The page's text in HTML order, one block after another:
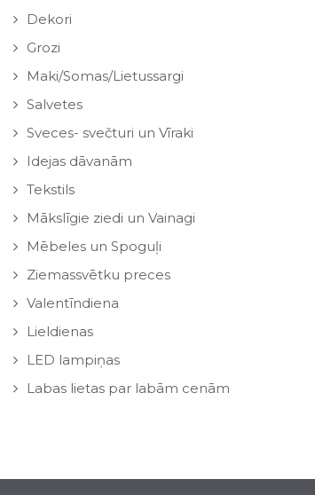
Dekori
Grozi
Maki/Somas/Lietussargi
Salvetes
Sveces- svečturi un Vīraki
Idejas dāvanām
Tekstils
Mākslīgie ziedi un Vainagi
Mēbeles un Spoguļi
Ziemassvētku preces
Valentīndiena
Lieldienas
LED lampiņas
Labas lietas par labām cenām